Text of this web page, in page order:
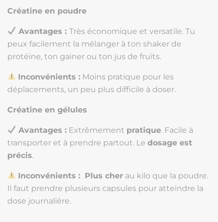
Créatine en poudre
Avantages :Très économique et versatile. Tu
peux facilement la mélanger à ton shaker de
protéine, ton gainer ou ton jus de fruits.
Inconvénients : Moins pratique pour les
déplacements, un peu plus difficile à doser.
Créatine en gélules
Avantages : Extrêmement pratique. Facile à
transporter et à prendre partout. Le dosage est
précis.
Inconvénients : Plus cher au kilo que la poudre.
Il faut prendre plusieurs capsules pour atteindre la
dose journalière.